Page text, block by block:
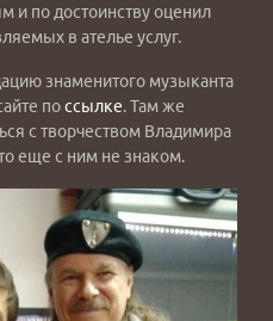
по достоинству оценил
в ателье услуг.
знаменитого музыканта
поссылке. Там же
с творчеством Владимира
еще с ним не знаком.